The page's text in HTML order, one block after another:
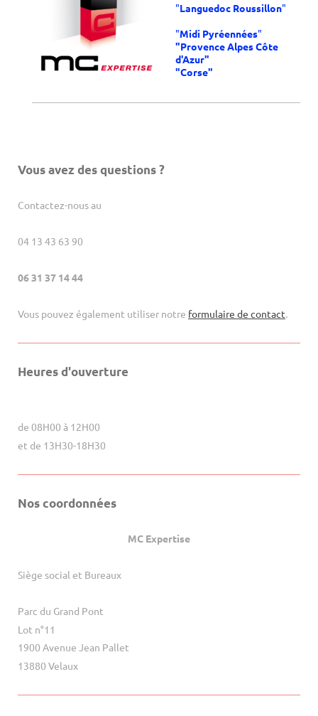
"Languedoc Roussillon"
"Midi Pyréennées"
"Provence Alpes Côte
d'Azur"
"Corse"
Vous avez des questions ?
Contactez-nous au
04 13 43 63 90
06 31 37 14 44
Vous pouvez également utiliser notre formulaire de contact.
Heures d'ouverture
de 08H00 à 12H00
et de 13H30-18H30
Nos coordonnées
MC Expertise
Siège social et Bureaux
Parc du Grand Pont
Lot n°11
1900 Avenue Jean Pallet
13880 Velaux